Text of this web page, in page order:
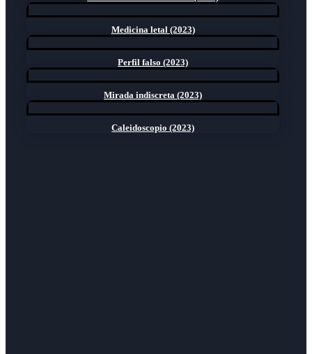
Medicina letal (2023)
Perfil falso (2023)
Mirada indiscreta (2023)
Caleidoscopio (2023)